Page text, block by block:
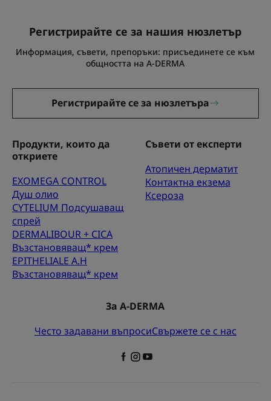
Регистрирайте се за нашия нюзлетър
Информация, съвети, препоръки: присъединете се към
общността на A-DERMA
Регистрирайте се за нюзлетъра
Продукти, които да
откриете
EXOMEGA CONTROL
Душ олио
CYTELIUM Подсушаващ
спрей
DERMALIBOUR + CICA
Възстановяващ* крем
EPITHELIALE A.H
Възстановяващ* крем
Съвети от експерти
Атопичен дерматит
Контактна екзема
Ксероза
За A-DERMA
Често задавани въпросиСвържете се с нас